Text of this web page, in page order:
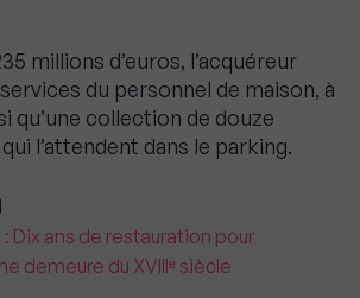
millions d’euros, l’acquéreur
du personnel de maison, à
qu’une collection de douze
l’attendent dans le parking.
Dix ans de restauration pour
demeure du XVIIIᵉ siècle